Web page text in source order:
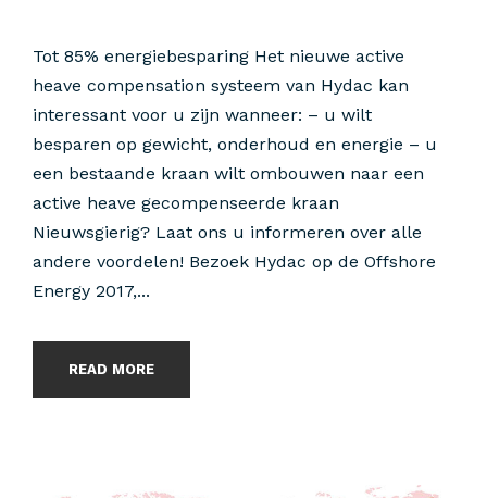
Tot 85% energiebesparing Het nieuwe active
heave compensation systeem van Hydac kan
interessant voor u zijn wanneer: – u wilt
besparen op gewicht, onderhoud en energie – u
een bestaande kraan wilt ombouwen naar een
active heave gecompenseerde kraan
Nieuwsgierig? Laat ons u informeren over alle
andere voordelen! Bezoek Hydac op de Offshore
Energy 2017,...
READ MORE